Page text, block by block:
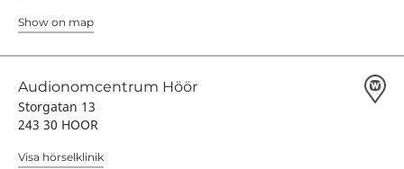
Show on map
Audionomcentrum Höör
Storgatan 13
243 30 HOOR
Visa hörselklinik